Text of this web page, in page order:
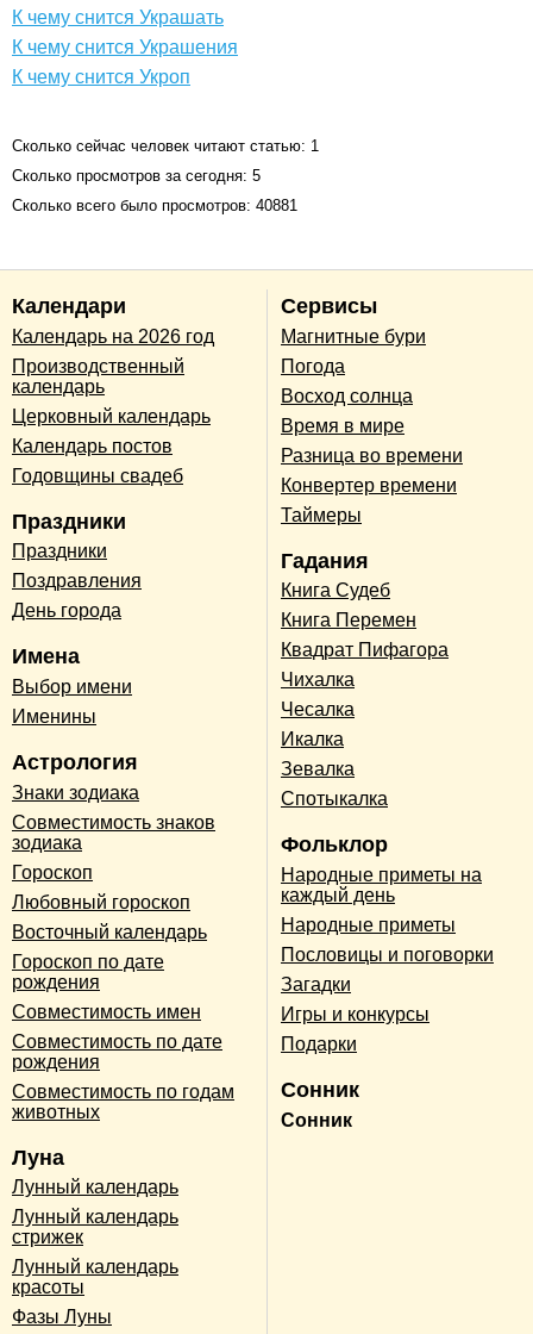
К чему снится Украшать
К чему снится Украшения
К чему снится Укроп
Сколько сейчас человек читают статью: 1
Сколько просмотров за сегодня: 5
Сколько всего было просмотров: 40881
Календари
Календарь на 2026 год
Производственный
календарь
Церковный календарь
Календарь постов
Годовщины свадеб
Праздники
Праздники
Поздравления
День города
Имена
Выбор имени
Именины
Астрология
Знаки зодиака
Совместимость знаков
зодиака
Гороскоп
Любовный гороскоп
Восточный календарь
Гороскоп по дате
рождения
Совместимость имен
Совместимость по дате
рождения
Совместимость по годам
животных
Луна
Лунный календарь
Лунный календарь
стрижек
Лунный календарь
красоты
Фазы Луны
Сервисы
Магнитные бури
Погода
Восход солнца
Время в мире
Разница во времени
Конвертер времени
Таймеры
Гадания
Книга Судеб
Книга Перемен
Квадрат Пифагора
Чихалка
Чесалка
Икалка
Зевалка
Спотыкалка
Фольклор
Народные приметы на
каждый день
Народные приметы
Пословицы и поговорки
Загадки
Игры и конкурсы
Подарки
Сонник
Сонник